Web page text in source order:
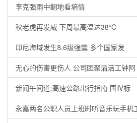
李克强雨中翻地看墒情
秋老虎再发威 下周最高温达38℃
印尼海域发生8.6级强震 多个国家发
无心的伤害更伤人 公司团聚清洁工钟阿
新闻午间道:高速公路出行指南 国Ⅳ标
永嘉两名公职人员上班时听音乐玩手机